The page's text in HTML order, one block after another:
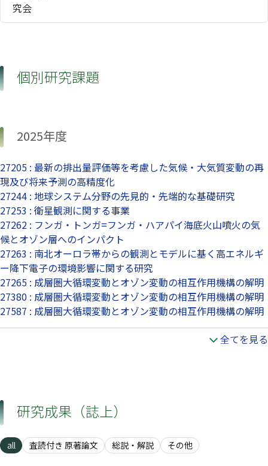
究会
個別研究課題
2025年度
27205 : 最新の排出量評価等を考慮した気候・大気質変動の再
現及び将来予測の高精度化
27244 : 地球システム分野の先見的・先端的な基礎研究
27253 : 衛星観測に関する事業
27262 : フンガ・トンガ=フンガ・ハアパイ海底火山噴火の気
候とオゾン層へのインパクト
27263 : 南北オーロラ帯からの観測とモデルに基く高エネルギ
ー降下電子の環境影響に関する研究
27265 : 成層圏大循環変動とオゾン変動の相互作用機構の解明
27380 : 成層圏大循環変動とオゾン変動の相互作用機構の解明
27587 : 成層圏大循環変動とオゾン変動の相互作用機構の解明
全てを見る
研究成果（誌上）
all 査読付き 原著論文 総説・解説 その他